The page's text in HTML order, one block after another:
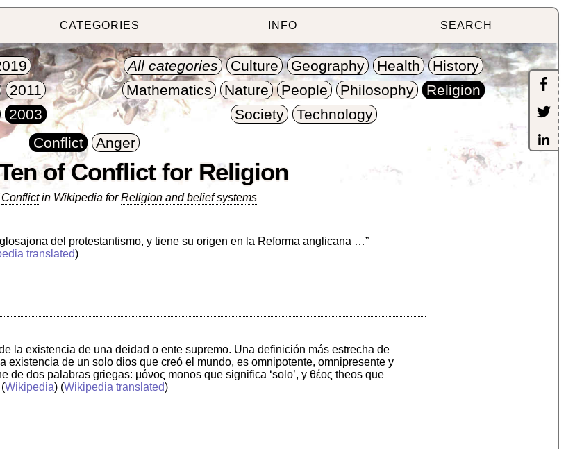
CATEGORIES INFO SEARCH
2011
2003
All categories Culture Geography Health
History
Mathematics
Nature People Philosophy
Religion
Society
Technology
Conflict
Anger
of Conflict for Religion
Conflictin Wikipedia forReligion and belief systems
del protestantismo, y tiene su origen en la Reforma anglicana …”
translated)
la existencia de una deidad o ente supremo. Una definición más estrecha de
existencia de un solo dios que creó el mundo, es omnipotente, omnipresente y
de dos palabras griegas: μόνος monos que significa ‘solo’, y θέος theos que
Wikipedia) (Wikipedia translated)